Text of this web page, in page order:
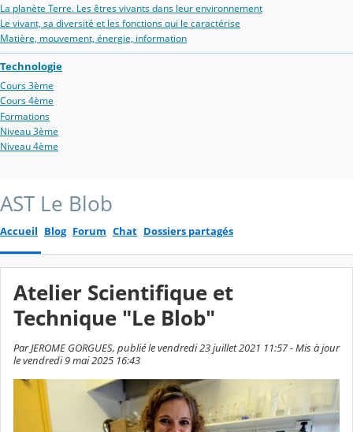
La planète Terre. Les êtres vivants dans leur environnement
Le vivant, sa diversité et les fonctions qui le caractérise
Matière, mouvement, énergie, information
Technologie
Cours 3ème
Cours 4ème
Formations
Niveau 3ème
Niveau 4ème
AST Le Blob
Accueil Blog Forum Chat Dossiers partagés
Atelier Scientifique et
Technique "Le Blob"
Par JEROME GORGUES, publié le vendredi 23 juillet 2021 11:57 - Mis à jour
le vendredi 9 mai 2025 16:43